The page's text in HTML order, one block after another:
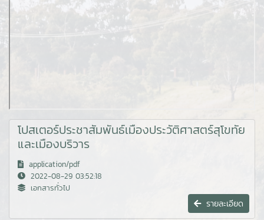
โปสเตอร์ประชาสัมพันธ์เมืองประวัติศาสตร์สุโขทัย
และเมืองบริวาร
application/pdf
2022-08-29 03:52:18
เอกสารทั่วไป
รายละเอียด